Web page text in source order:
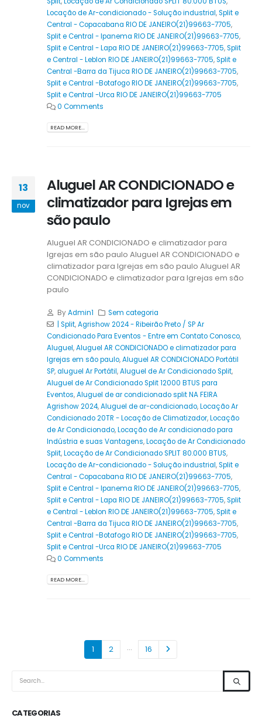
Locação de Ar-condicionado - Solução industrial,Split e
Central - Copacabana RIO DE JANEIRO(21)99663-7705,
Split e Central - Ipanema RIO DE JANEIRO(21)99663-7705,
Split e Central - Lapa RIO DE JANEIRO(21)99663-7705,Split
e Central - Leblon RIO DE JANEIRO(21)99663-7705,Split e
Central -Barra da Tijuca RIO DE JANEIRO(21)99663-7705,
Split e Central -Botafogo RIO DE JANEIRO(21)99663-7705,
Split e Central -Urca RIO DE JANEIRO(21)99663-7705
0 Comments
READ MORE...
13
nov
Aluguel AR CONDICIONADO e
climatizador para Igrejas em
são paulo
Aluguel AR CONDICIONADO e climatizador para
Igrejas em são paulo Aluguel AR CONDICIONADO e
climatizador para Igrejas em são paulo Aluguel AR
CONDICIONADO e climatizador para Igrejas em são
paulo
ByAdmin1
Sem categoria
| Split,Agrishow 2024 - Ribeirão Preto / SP Ar
Condicionado Para Eventos - Entre em Contato Conosco,
Aluguel,Aluguel AR CONDICIONADO e climatizador para
Igrejas em são paulo,Aluguel AR CONDICIONADO Portátil
SP,aluguel Ar Portátil,Aluguel de Ar Condicionado Split,
Aluguel de Ar Condicionado Split 12000 BTUS para
Eventos,Aluguel de ar condicionado split NA FEIRA
Agrishow 2024,Aluguel de ar-condicionado,Locação Ar
Condicionado 20TR - Locação de Climatizador,Locação
de Ar Condicionado,Locação de Ar condicionado para
Indústria e suas Vantagens,Locação de Ar Condicionado
Split,Locação de Ar Condicionado SPLIT 80.000 BTUS,
Locação de Ar-condicionado - Solução industrial,Split e
Central - Copacabana RIO DE JANEIRO(21)99663-7705,
Split e Central - Ipanema RIO DE JANEIRO(21)99663-7705,
Split e Central - Lapa RIO DE JANEIRO(21)99663-7705,Split
e Central - Leblon RIO DE JANEIRO(21)99663-7705,Split e
Central -Barra da Tijuca RIO DE JANEIRO(21)99663-7705,
Split e Central -Botafogo RIO DE JANEIRO(21)99663-7705,
Split e Central -Urca RIO DE JANEIRO(21)99663-7705
0 Comments
READ MORE...
1 2 … 16
CATEGORIAS